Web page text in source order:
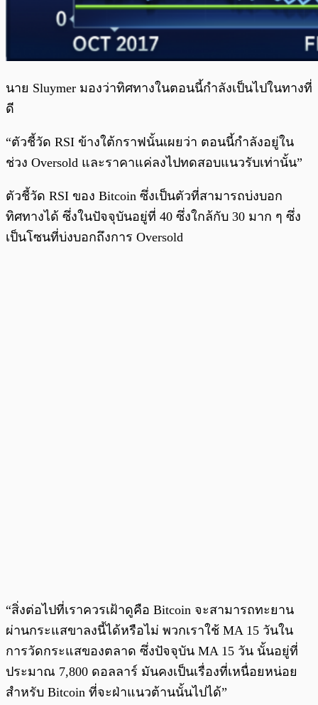
นาย Sluymer มองว่าทิศทางในตอนนี้กำลังเป็นไปในทางที่
ดี
“ตัวชี้วัด RSI ข้างใต้กราฟนั้นเผยว่า ตอนนี้กำลังอยู่ใน
ช่วง Oversold และราคาแค่ลงไปทดสอบแนวรับเท่านั้น”
ตัวชี้วัด RSI ของ Bitcoin ซึ่งเป็นตัวที่สามารถบ่งบอก
ทิศทางได้ ซึ่งในปัจจุบันอยู่ที่ 40 ซึ่งใกล้กับ 30 มาก ๆ ซึ่ง
เป็นโซนที่บ่งบอกถึงการ Oversold
“สิ่งต่อไปที่เราควรเฝ้าดูคือ Bitcoin จะสามารถทะยาน
ผ่านกระแสขาลงนี้ได้หรือไม่ พวกเราใช้ MA 15 วันใน
การวัดกระแสของตลาด ซึ่งปัจจุบัน MA 15 วัน นั้นอยู่ที่
ประมาณ 7,800 ดอลลาร์ มันคงเป็นเรื่องที่เหนื่อยหน่อย
สำหรับ Bitcoin ที่จะฝ่าแนวต้านนั้นไปได้”